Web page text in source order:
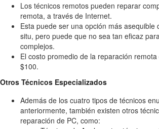
Los técnicos remotos pueden reparar
remota, a través de Internet.
Esta puede ser una opción más asequible
situ, pero puede que no sea tan eficaz
complejos.
El costo promedio de la reparación
$100.
Otros Técnicos Especializados
Además de los cuatro tipos de técnicos
anteriormente, también existen otros
reparación de PC, como: